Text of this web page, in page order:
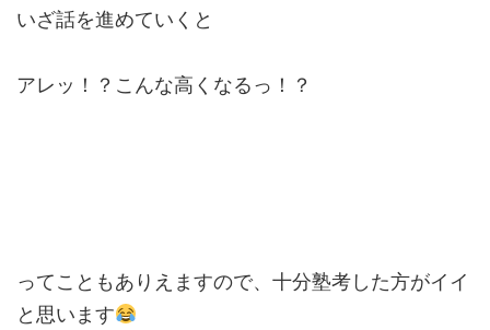
いざ話を進めていくと
アレッ！？こんな高くなるっ！？
ってこともありえますので、十分塾考した方がイイ
と思います